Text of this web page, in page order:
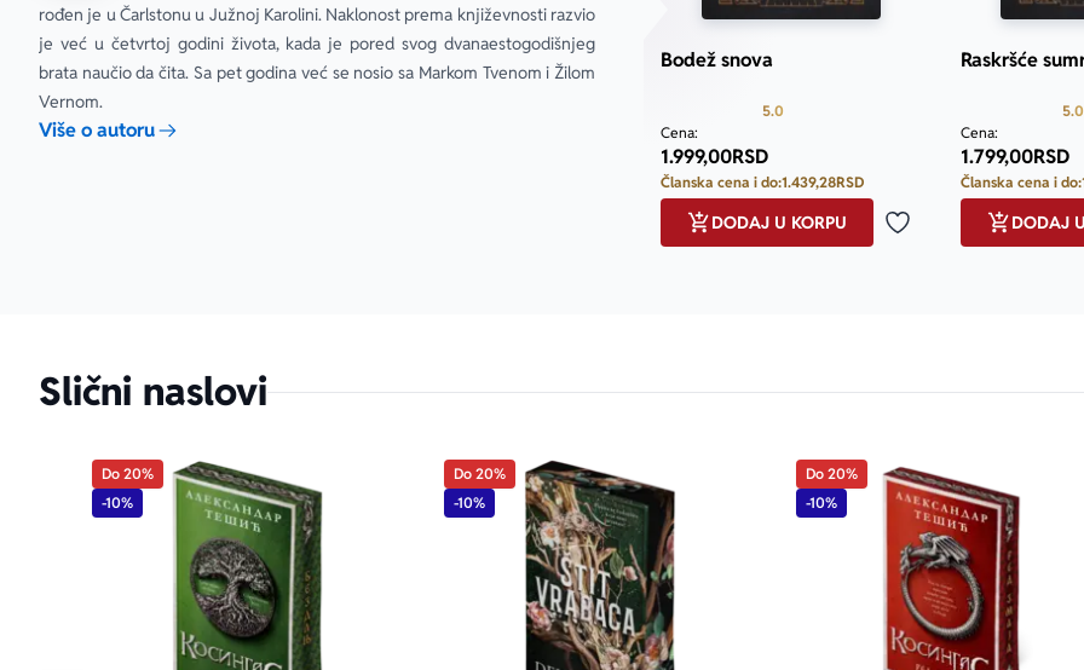
rođen je u Čarlstonu u Južnoj Karolini. Naklonost prema književnosti razvio
je već u četvrtoj godini života, kada je pored svog dvanaestogodišnjeg
brata naučio da čita. Sa pet godina već se nosio sa Markom Tvenom i Žilom
Vernom.
Više o autoru
Bodež snova
5.0
Cena:
1.999,00RSD
Članska cena i do:1.439,28RSD
Dodaj u omiljene
DODAJ U KORPU
Raskršće
5.0
Cena:
1.799,00RSD
Članska cena i do:
DODAJ
Slični naslovi
Do 20%
-10%
Do 20%
-10%
Do 20%
-10%